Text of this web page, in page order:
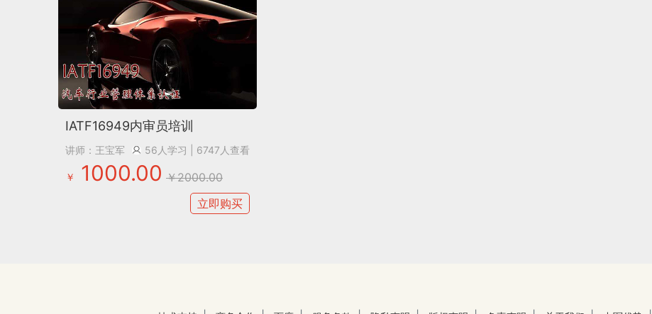
IATF16949内审员培训
讲师：王宝军 56人学习 | 6747人查看
￥ 1000.00 ￥2000.00
立即购买